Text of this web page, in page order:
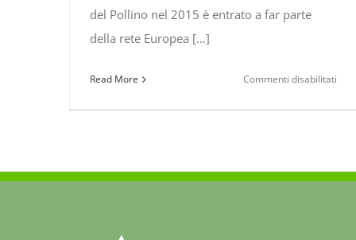
del Pollino nel 2015 è entrato a far parte
della rete Europea [...]
Read More Commenti disabilitati